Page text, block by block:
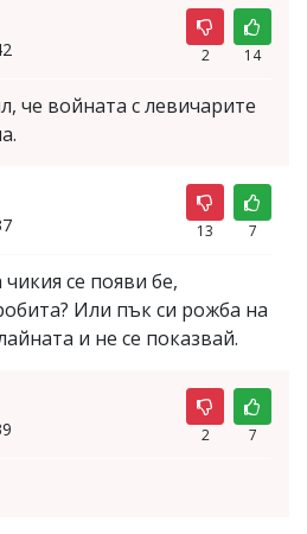
2 14
че войната с левичарите
13 7
се появи бе,
Или пък си рожба на
и не се показвай.
2 7